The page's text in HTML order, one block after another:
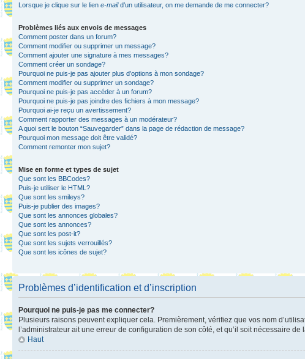
Lorsque je clique sur le lien e-maild’un utilisateur, on me demande de me connecter?
Problèmes liés aux envois de messages
Comment poster dans un forum?
Comment modifier ou supprimer un message?
Comment ajouter une signature à mes messages?
Comment créer un sondage?
Pourquoi ne puis-je pas ajouter plus d’options à mon sondage?
Comment modifier ou supprimer un sondage?
Pourquoi ne puis-je pas accéder à un forum?
Pourquoi ne puis-je pas joindre des fichiers à mon message?
Pourquoi ai-je reçu un avertissement?
Comment rapporter des messages à un modérateur?
A quoi sert le bouton “Sauvegarder” dans la page de rédaction de message?
Pourquoi mon message doit être validé?
Comment remonter mon sujet?
Mise en forme et types de sujet
Que sont les BBCodes?
Puis-je utiliser le HTML?
Que sont les smileys?
Puis-je publier des images?
Que sont les annonces globales?
Que sont les annonces?
Que sont les post-it?
Que sont les sujets verrouillés?
Que sont les icônes de sujet?
Problèmes d’identification et d’inscription
Pourquoi ne puis-je pas me connecter?
Plusieurs raisons peuvent expliquer cela. Premièrement, vérifiez que vos nom
l’administrateur ait une erreur de configuration de son côté, et qu’il soit nécessaire de
Haut